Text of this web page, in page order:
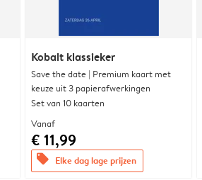
Kobalt klassieker
Save the date | Premium kaart met
keuze uit 3 papierafwerkingen
Set van 10 kaarten
Vanaf
€ 11,99
offers Elke dag lage prijzen